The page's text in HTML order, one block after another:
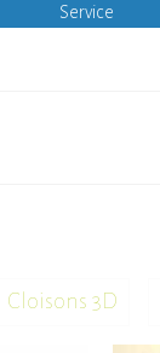
Service
Cloisons 3D